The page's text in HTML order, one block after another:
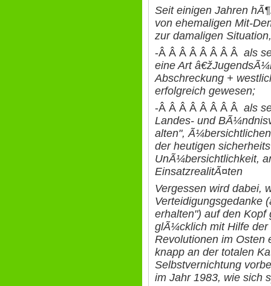
Seit einigen Jahren
von ehemaligen Mit-
zur damaligen Situation,
-Â Â Â Â Â Â Â Â als
eine Art
Abschreckung +
erfolgreich gewesen;
-Â Â Â Â Â Â Â Â als
Landes- und
alten",
der heutigen
UnÃ¼bersichtlichkeit,
EinsatzrealitÃ¤ten
Vergessen wird dabei,
Verteidigungsgedanke
erhalten") auf den Kopf
glÃ¼cklich mit Hilfe
Revolutionen im Osten
knapp an der totalen
Selbstvernichtung
im Jahr 1983, wie sich